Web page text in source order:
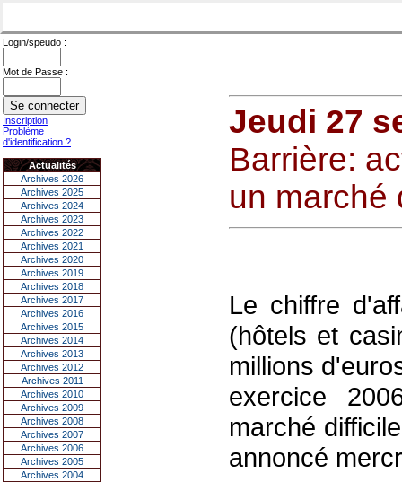
Login/speudo :
Mot de Passe :
Inscription
Problème
d'identification ?
Actualités
Archives 2026
Archives 2025
Archives 2024
Archives 2023
Archives 2022
Archives 2021
Archives 2020
Archives 2019
Archives 2018
Archives 2017
Archives 2016
Archives 2015
Archives 2014
Archives 2013
Archives 2012
Archives 2011
Archives 2010
Archives 2009
Archives 2008
Archives 2007
Archives 2006
Archives 2005
Archives 2004
Jeudi 27
Barrière:
un marché
Le chiffre
(hôtels et
millions
exercice
marché
annoncé